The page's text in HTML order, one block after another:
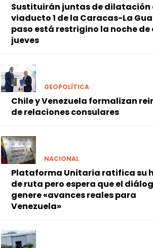
Sustituirán juntas de dilatación
viaducto 1 de la Caracas-La
paso está restrigino la noche de
jueves
GEOPOLÍTICA
Chile y Venezuela formalizan
de relaciones consulares
NACIONAL
Plataforma Unitaria ratifica su
de ruta pero espera que el
genere «avances reales para
Venezuela»